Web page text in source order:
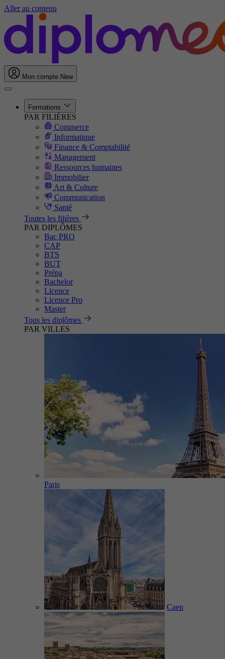
Aller au contenu
Mon compte New
Formations
PAR FILIÈRES
Commerce
Informatique
Finance & Comptabilité
Management
Ressources humaines
Immobilier
Art & Culture
Communication
Santé
Toutes les filières
PAR DIPLÔMES
Bac PRO
CAP
BTS
BUT
Prépa
Bachelor
Licence
Licence Pro
Master
Tous les diplômes
PAR VILLES
Paris
Caen